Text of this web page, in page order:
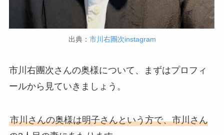
出典： 市川右團次instagram
市川右團次さんの奥様について、まずはプロフィ
ールから見ていきましょう。
市川さんの奥様は明子さんという方で、市川さん